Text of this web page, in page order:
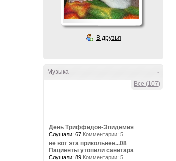
В друзья
-
Музыка
Все (107)
День Триффидов-Эпидемия
Слушали: 67 Комментарии: 5
не вот эта прикольнее...08
Пациенты утопили санитара
Слушали: 89 Комментарии: 5